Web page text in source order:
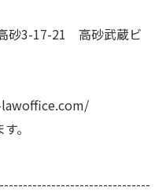
砂3-17-21 高砂武蔵ビ
。